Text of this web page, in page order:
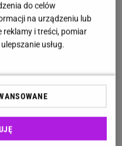
do celów
na urządzeniu lub
reklamy i treści, pomiar
usług.